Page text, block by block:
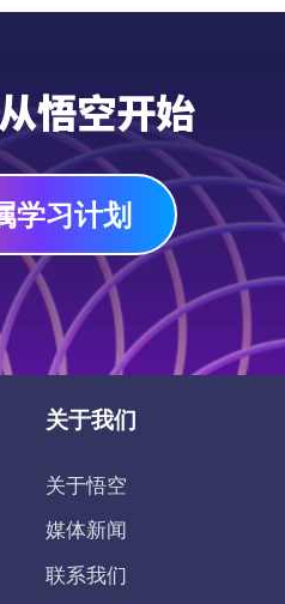
悟空开始
学习计划
关于我们
关于悟空
媒体新闻
联系我们